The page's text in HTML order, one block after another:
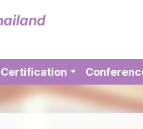
Certification